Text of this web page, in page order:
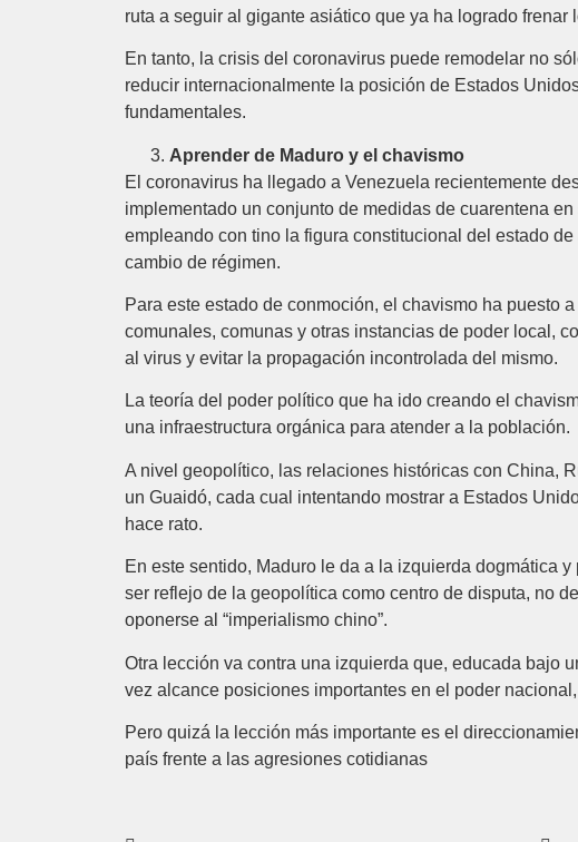
ruta a seguir al gigante asiático que ya ha logrado
En tanto, la crisis del coronavirus puede remodelar no
reducir internacionalmente la posición de Estados
fundamentales.
Aprender de Maduro y el chavismo
El coronavirus ha llegado a Venezuela recientemente
implementado un conjunto de medidas de cuarentena
empleando con tino la figura constitucional del estado
cambio de régimen.
Para este estado de conmoción, el chavismo ha puesto
comunales, comunas y otras instancias de poder local,
al virus y evitar la propagación incontrolada del mismo.
La teoría del poder político que ha ido creando el
una infraestructura orgánica para atender a la población.
A nivel geopolítico, las relaciones históricas con China,
un Guaidó, cada cual intentando mostrar a Estados
hace rato.
En este sentido, Maduro le da a la izquierda dogmática
ser reflejo de la geopolítica como centro de disputa, no
oponerse al “imperialismo chino”.
Otra lección va contra una izquierda que, educada bajo
vez alcance posiciones importantes en el poder
Pero quizá la lección más importante es el
país frente a las agresiones cotidianas